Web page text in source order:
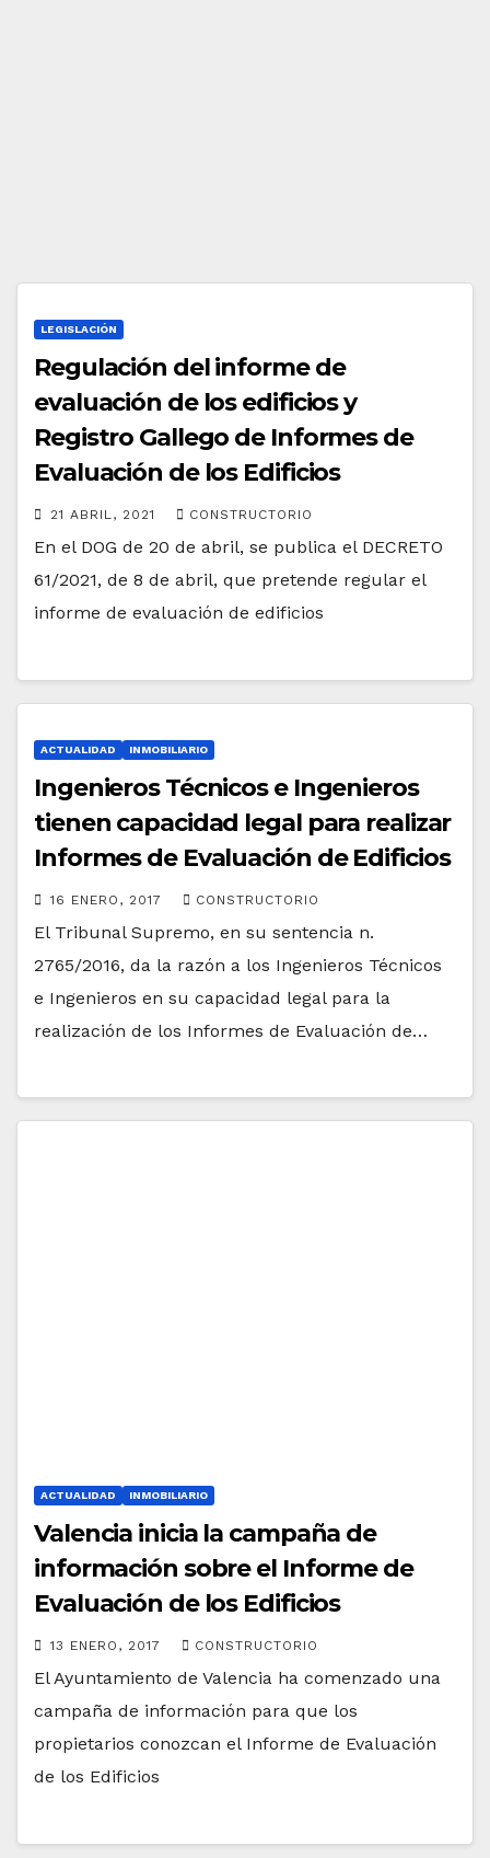
LEGISLACIÓN
Regulación del informe de
evaluación de los edificios y
Registro Gallego de Informes de
Evaluación de los Edificios
21 ABRIL, 2021 CONSTRUCTORIO
En el DOG de 20 de abril, se publica el DECRETO
61/2021, de 8 de abril, que pretende regular el
informe de evaluación de edificios
ACTUALIDAD INMOBILIARIO
Ingenieros Técnicos e Ingenieros
tienen capacidad legal para realizar
Informes de Evaluación de Edificios
16 ENERO, 2017 CONSTRUCTORIO
El Tribunal Supremo, en su sentencia n.
2765/2016, da la razón a los Ingenieros Técnicos
e Ingenieros en su capacidad legal para la
realización de los Informes de Evaluación de…
ACTUALIDAD INMOBILIARIO
Valencia inicia la campaña de
información sobre el Informe de
Evaluación de los Edificios
13 ENERO, 2017 CONSTRUCTORIO
El Ayuntamiento de Valencia ha comenzado una
campaña de información para que los
propietarios conozcan el Informe de Evaluación
de los Edificios